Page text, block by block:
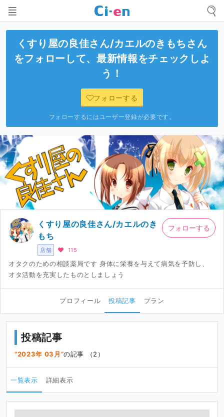
くすり屋の良佳さん/カエルのきもちさん
をフォローして、最新情報をチェックしよ
う！
フォローする
フォローするにはユーザー登録が必要です。
店舗
くすり屋の良佳さん/カエルのき
もち
115
オタクのための相談薬局です 身体に栄養を与えて病気を予防し、
オタ活動を充実したものとしましょう
フォローする
プロフィール 投稿記事 プラン
投稿記事
2023年 03月 の記事 （2）
一覧表示 詳細表示